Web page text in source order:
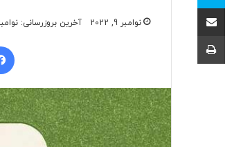
نوامبر 9, 2022 آخرین بروزرسانی: نوامبر 9,